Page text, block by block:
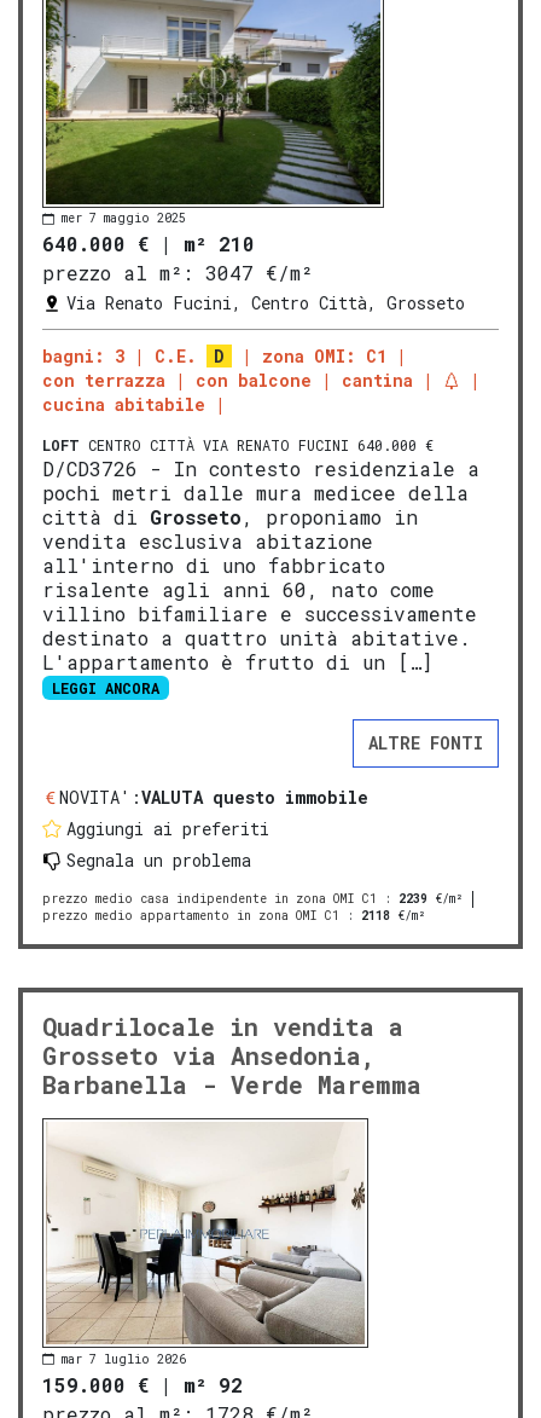
mer 7 maggio 2025
640.000 € | m² 210
prezzo al m²:
3047 €/m²
Via Renato Fucini, Centro Città, Grosseto
bagni: 3 C.E. D
zona OMI: C1
con terrazza
con balcone
cantina
cucina abitabile
LOFT CENTRO CITTÀ VIA RENATO FUCINI 640.000 €
D/CD3726 - In contesto residenziale a
pochi metri dalle mura medicee della
città di Grosseto, proponiamo in
vendita esclusiva abitazione
all'interno di uno fabbricato
risalente agli anni 60, nato come
villino bifamiliare e successivamente
destinato a quattro unità abitative.
L'appartamento è frutto di un […]
LEGGI ANCORA
ALTRE FONTI
NOVITA':VALUTA questo immobile
Aggiungi ai preferiti
Segnala un problema
prezzo medio casa indipendente in zona OMI C1 : 2239 €/m²
prezzo medio appartamento in zona OMI C1
: 2118 €/m²
Quadrilocale in vendita a
Grosseto via Ansedonia,
Barbanella - Verde Maremma
mar 7 luglio 2026
159.000 € | m² 92